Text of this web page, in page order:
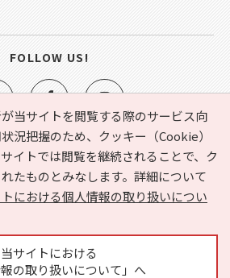
当サイトを閲覧する際のサービス向
況把握のため、クッキー（Cookie）
イトでは閲覧を継続されることで、ク
たものとみなします。詳細について
トにおける個人情報の取り扱いについ
当サイトにおける
報の取り扱いについて」へ
）とは？ お気に入り
ヘルプ
報の取り扱いについて
運営会社
広告掲載に関するお問い合わせ
FOLLOW US!